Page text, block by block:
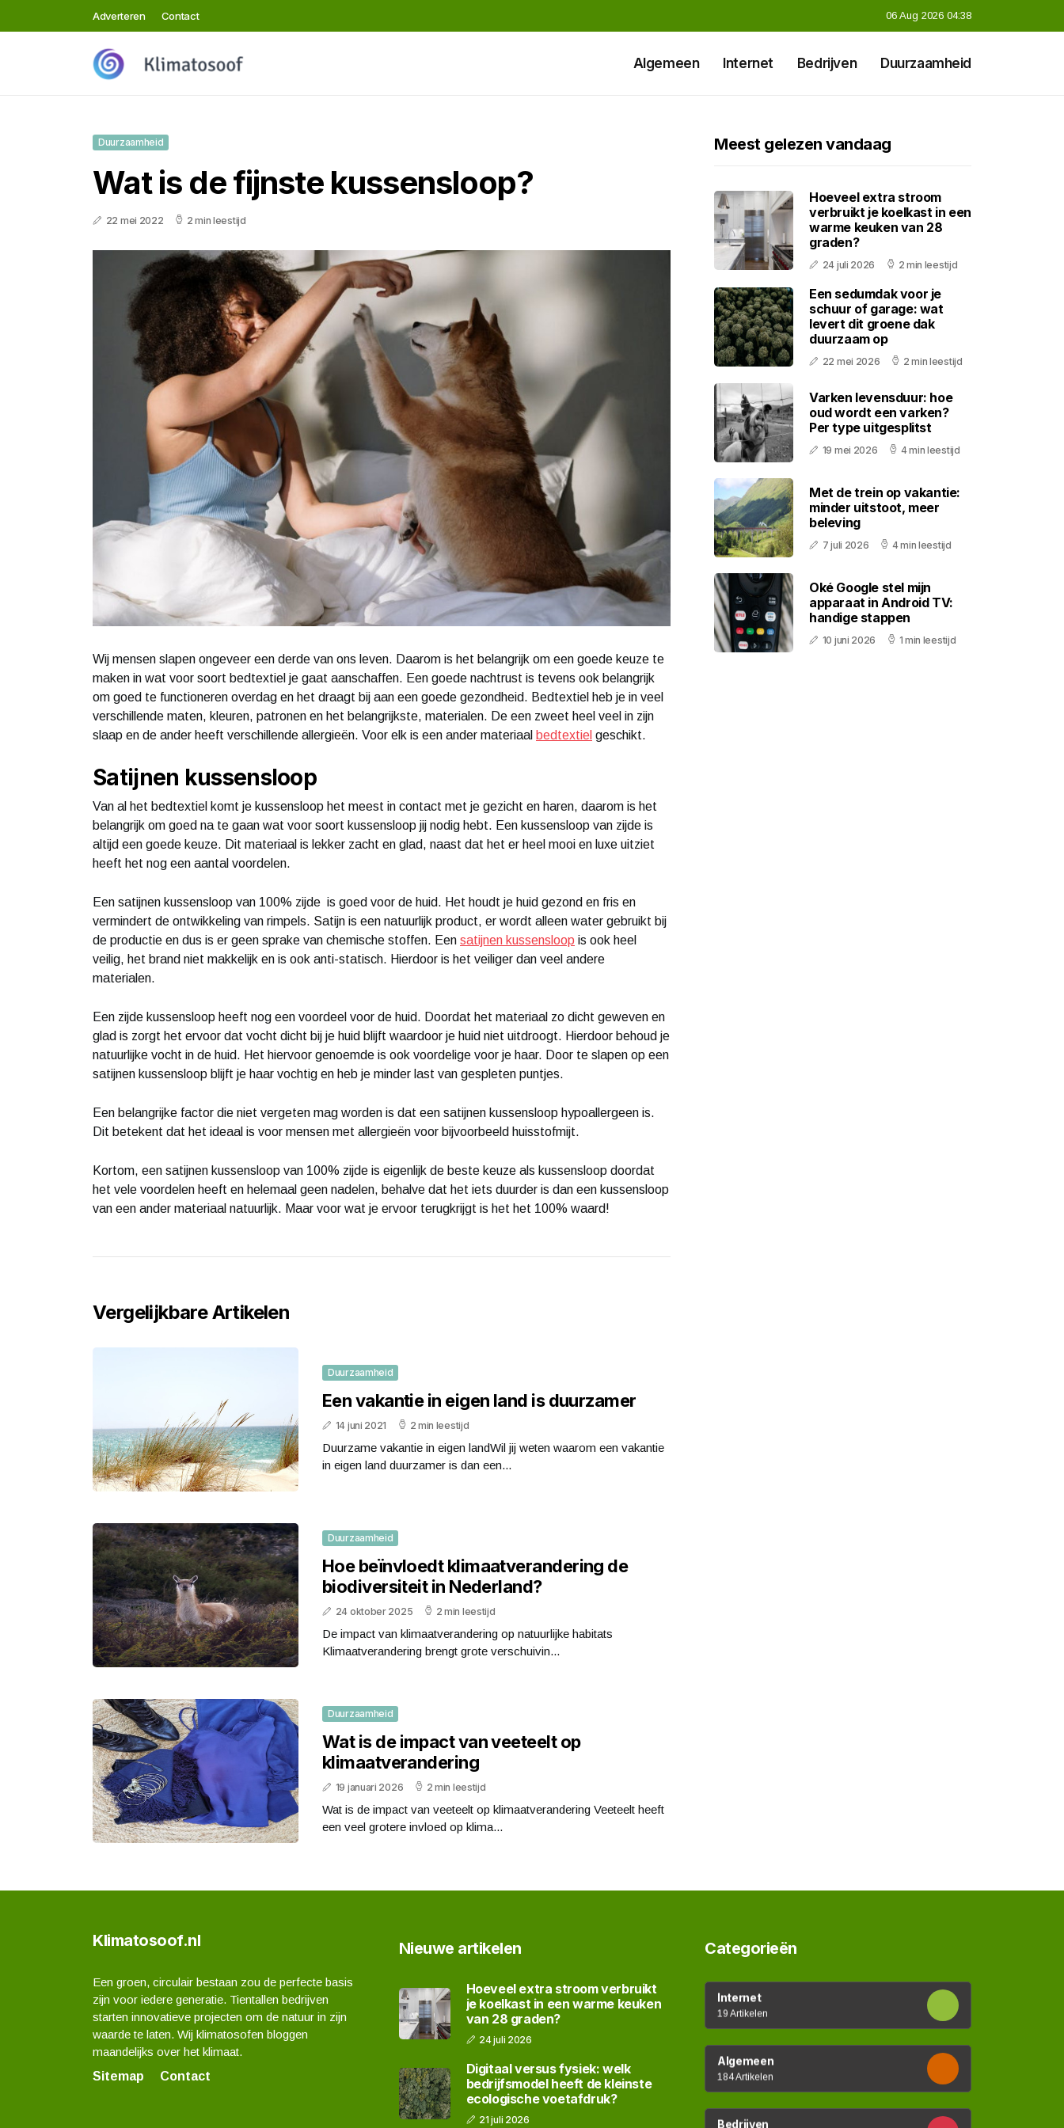
Adverteren Contact 06 Aug 2026 04:38
Algemeen Internet Bedrijven Duurzaamheid
Duurzaamheid
Wat is de fijnste kussensloop?
22 mei 2022 2 min leestijd
Wij mensen slapen ongeveer een derde van ons leven. Daarom is het belangrijk om een goede keuze te
maken in wat voor soort bedtextiel je gaat aanschaffen. Een goede nachtrust is tevens ook belangrijk
om goed te functioneren overdag en het draagt bij aan een goede gezondheid. Bedtextiel heb je in veel
verschillende maten, kleuren, patronen en het belangrijkste, materialen. De een zweet heel veel in zijn
slaap en de ander heeft verschillende allergieën. Voor elk is een ander materiaal bedtextiel geschikt.
Satijnen kussensloop
Van al het bedtextiel komt je kussensloop het meest in contact met je gezicht en haren, daarom is het
belangrijk om goed na te gaan wat voor soort kussensloop jij nodig hebt. Een kussensloop van zijde is
altijd een goede keuze. Dit materiaal is lekker zacht en glad, naast dat het er heel mooi en luxe uitziet
heeft het nog een aantal voordelen.
Een satijnen kussensloop van 100% zijde is goed voor de huid. Het houdt je huid gezond en fris en
vermindert de ontwikkeling van rimpels. Satijn is een natuurlijk product, er wordt alleen water gebruikt bij
de productie en dus is er geen sprake van chemische stoffen. Een satijnen kussensloop is ook heel
veilig, het brand niet makkelijk en is ook anti-statisch. Hierdoor is het veiliger dan veel andere
materialen.
Een zijde kussensloop heeft nog een voordeel voor de huid. Doordat het materiaal zo dicht geweven en
glad is zorgt het ervoor dat vocht dicht bij je huid blijft waardoor je huid niet uitdroogt. Hierdoor behoud je
natuurlijke vocht in de huid. Het hiervoor genoemde is ook voordelige voor je haar. Door te slapen op een
satijnen kussensloop blijft je haar vochtig en heb je minder last van gespleten puntjes.
Een belangrijke factor die niet vergeten mag worden is dat een satijnen kussensloop hypoallergeen is.
Dit betekent dat het ideaal is voor mensen met allergieën voor bijvoorbeeld huisstofmijt.
Kortom, een satijnen kussensloop van 100% zijde is eigenlijk de beste keuze als kussensloop doordat
het vele voordelen heeft en helemaal geen nadelen, behalve dat het iets duurder is dan een kussensloop
van een ander materiaal natuurlijk. Maar voor wat je ervoor terugkrijgt is het het 100% waard!
Vergelijkbare Artikelen
Duurzaamheid
Een vakantie in eigen land is duurzamer
14 juni 2021 2 min leestijd
Duurzame vakantie in eigen landWil jij weten waarom een vakantie
in eigen land duurzamer is dan een...
Duurzaamheid
Hoe beïnvloedt klimaatverandering de
biodiversiteit in Nederland?
24 oktober 2025 2 min leestijd
De impact van klimaatverandering op natuurlijke habitats
Klimaatverandering brengt grote verschuivin...
Duurzaamheid
Wat is de impact van veeteelt op
klimaatverandering
19 januari 2026 2 min leestijd
Wat is de impact van veeteelt op klimaatverandering Veeteelt heeft
een veel grotere invloed op klima...
Meest gelezen vandaag
Hoeveel extra stroom
verbruikt je koelkast in een
warme keuken van 28
graden?
24 juli 2026 2 min leestijd
Een sedumdak voor je
schuur of garage: wat
levert dit groene dak
duurzaam op
22 mei 2026 2 min leestijd
Varken levensduur: hoe
oud wordt een varken?
Per type uitgesplitst
19 mei 2026 4 min leestijd
Met de trein op vakantie:
minder uitstoot, meer
beleving
7 juli 2026 4 min leestijd
Oké Google stel mijn
apparaat in Android TV:
handige stappen
10 juni 2026 1 min leestijd
Klimatosoof.nl
Een groen, circulair bestaan zou de perfecte basis
zijn voor iedere generatie. Tientallen bedrijven
starten innovatieve projecten om de natuur in zijn
waarde te laten. Wij klimatosofen bloggen
maandelijks over het klimaat.
Sitemap
Contact
Nieuwe artikelen
Hoeveel extra stroom verbruikt
je koelkast in een warme keuken
van 28 graden?
24 juli 2026
Digitaal versus fysiek: welk
bedrijfsmodel heeft de kleinste
ecologische voetafdruk?
21 juli 2026
Categorieën
Internet
19 Artikelen
Algemeen
184 Artikelen
Bedrijven